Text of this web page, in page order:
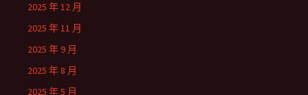
2025 年 12 月
2025 年 11 月
2025 年 9 月
2025 年 8 月
2025 年 5 月